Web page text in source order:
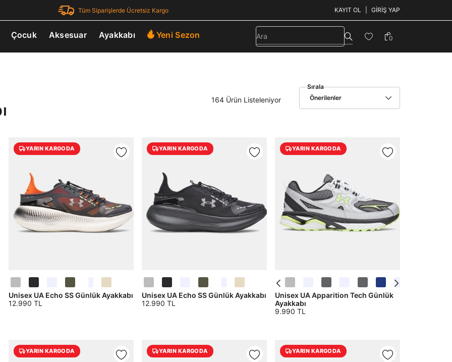
Tüm Siparişlerde Ücretsiz Kargo KAYIT OL GIRIŞ YAP
Çocuk Aksesuar Ayakkabı Yeni Sezon 0
164 Ürün Listeleniyor Önerilenler
Sırala
YARIN KARGODA
Unisex UA Echo SS Günlük Ayakkabı
12.990 TL
YARIN KARGODA
Unisex UA Echo SS Günlük Ayakkabı
12.990 TL
YARIN KARGODA
Unisex UA Apparition Tech Günlük
Ayakkabı
9.990 TL
YARIN KARGODA YARIN KARGODA YARIN KARGODA